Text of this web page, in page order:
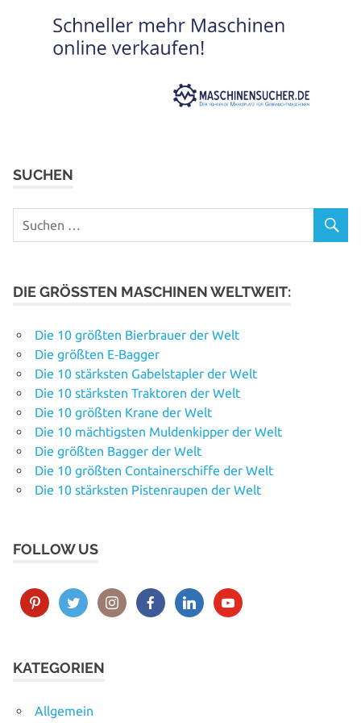
SUCHEN
DIE GRÖSSTEN MASCHINEN WELTWEIT:
Die 10 größten Bierbrauer der Welt
Die größten E‑Bagger
Die 10 stärksten Gabelstapler der Welt
Die 10 stärksten Traktoren der Welt
Die 10 größten Krane der Welt
Die 10 mächtigsten Muldenkipper der Welt
Die größten Bagger der Welt
Die 10 größten Containerschiffe der Welt
Die 10 stärksten Pistenraupen der Welt
FOLLOW US
KATEGORIEN
Allgemein